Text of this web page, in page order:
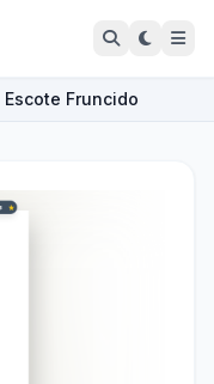
Fruncido